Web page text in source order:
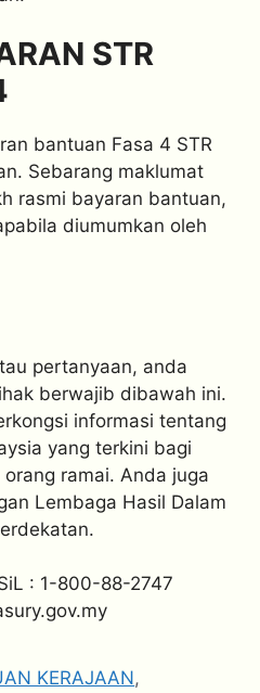
STR
bantuan Fasa 4 STR
Sebarang maklumat
rasmi bayaran bantuan,
diumumkan oleh
pertanyaan, anda
berwajib dibawah ini.
informasi tentang
yang terkini bagi
ramai. Anda juga
Lembaga Hasil Dalam
: 1-800-88-2747
KERAJAAN,